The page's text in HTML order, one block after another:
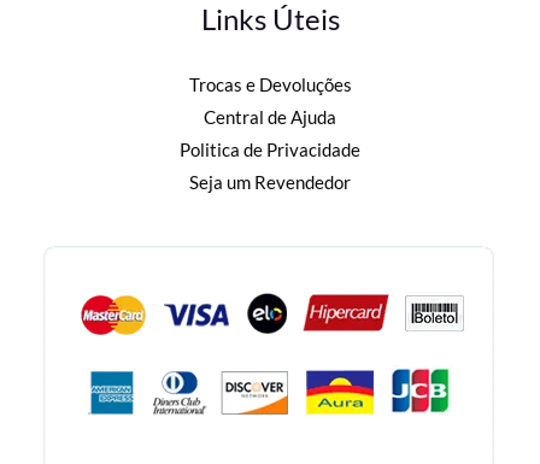
Links Úteis
Trocas e Devoluções
Central de Ajuda
Politica de Privacidade
Seja um Revendedor